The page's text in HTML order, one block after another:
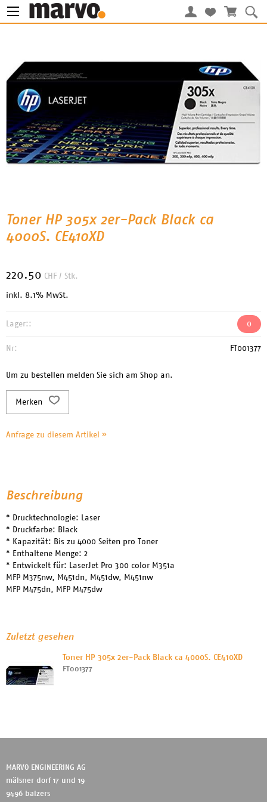
Toner HP 305x 2er-Pack Black ca
4000S. CE410XD
220.50 CHF / Stk.
inkl. 8.1% MwSt.
Lager:: 0
Nr: FT001377
Um zu bestellen melden Sie sich am Shop an.
Merken
Anfrage zu diesem Artikel »
Beschreibung
* Drucktechnologie: Laser
* Druckfarbe: Black
* Kapazität: Bis zu 4000 Seiten pro Toner
* Enthaltene Menge: 2
* Entwickelt für: LaserJet Pro 300 color M351a
MFP M375nw, M451dn, M451dw, M451nw
MFP M475dn, MFP M475dw
Zuletzt gesehen
Toner HP 305x 2er-Pack Black ca 4000S. CE410XD
FT001377
MARVO ENGINEERING AG
mälsner dorf 17 und 19
9496 balzers